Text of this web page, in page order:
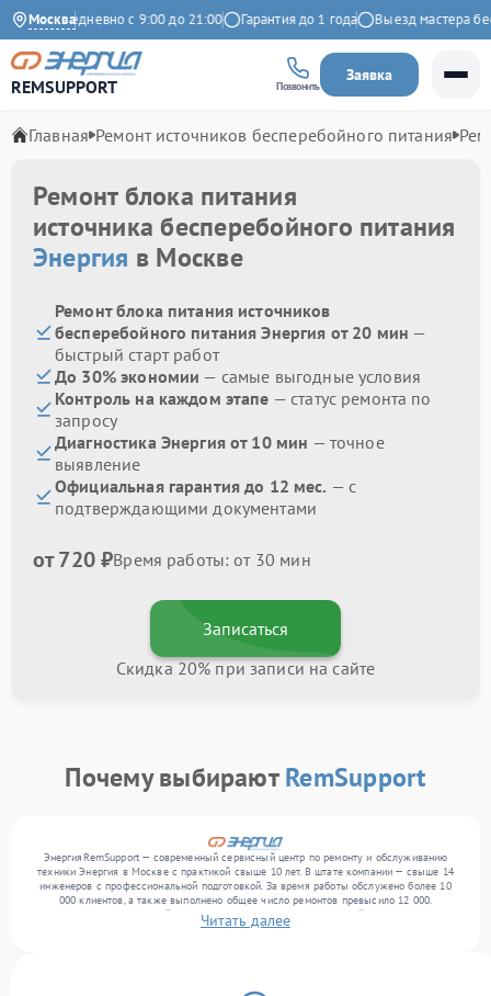
Москва
Ежедневно с 9:00 до 21:00 Гарантия до 1 года Выезд мастера
REMSUPPORT Позвонить
Заявка
Главная Ремонт источников бесперебойного питания
Ремонт блока питания
источника бесперебойного питания
Энергия в Москве
Ремонт блока питания источников
бесперебойного питания Энергия от 20 мин —
быстрый старт работ
До 30% экономии — самые выгодные условия
Контроль на каждом этапе — статус ремонта по
запросу
Диагностика Энергия от 10 мин — точное
выявление
Официальная гарантия до 12 мес. — с
подтверждающими документами
от 720 ₽Время работы: от 30 мин
Записаться
Скидка 20% при записи на сайте
Почему выбираютRemSupport
ЭнергияRemSupport — современный сервисный центр по ремонту и обслуживанию
техники Энергия в Москве с практикой свыше 10 лет. В штате компании — свыше 14
инженеров с профессиональной подготовкой. За время работы обслужено более 10
000 клиентов, а также выполнено общее число ремонтов превысило 12 000.
Ежемесячно в сервисный центр поступает более 300 обращений, включая , , . Мы
выполняем ремонт различного уровня сложности и поддерживаем высокий стандарт
Читать далее